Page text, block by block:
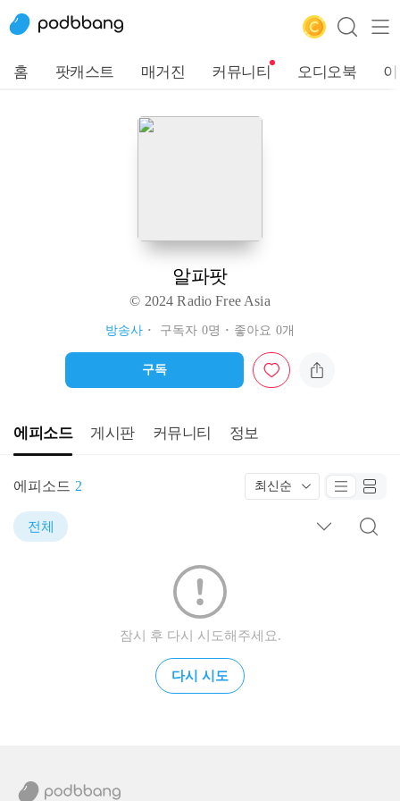
홈 팟캐스트 매거진 커뮤니티 오디오북
알파팟
© 2024 Radio Free Asia
방송사 구독자 0명 좋아요 0개
구독
에피소드 게시판 커뮤니티 정보
에피소드 2 최신순
전체
잠시 후 다시 시도해주세요.
다시 시도